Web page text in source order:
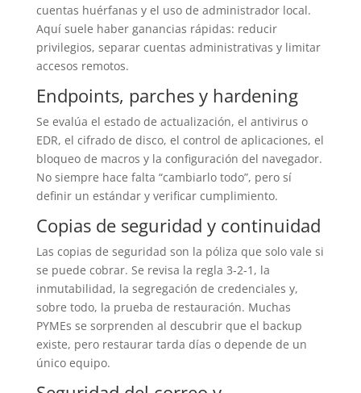
cuentas huérfanas y el uso de administrador local.
Aquí suele haber ganancias rápidas: reducir
privilegios, separar cuentas administrativas y limitar
accesos remotos.
Endpoints, parches y hardening
Se evalúa el estado de actualización, el antivirus o
EDR, el cifrado de disco, el control de aplicaciones, el
bloqueo de macros y la configuración del navegador.
No siempre hace falta “cambiarlo todo”, pero sí
definir un estándar y verificar cumplimiento.
Copias de seguridad y continuidad
Las copias de seguridad son la póliza que solo vale si
se puede cobrar. Se revisa la regla 3-2-1, la
inmutabilidad, la segregación de credenciales y,
sobre todo, la prueba de restauración. Muchas
PYMEs se sorprenden al descubrir que el backup
existe, pero restaurar tarda días o depende de un
único equipo.